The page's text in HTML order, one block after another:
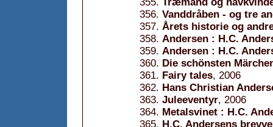
Vanddråben - og tre
Årets historie og
Andersen : H.C.
Andersen : H.C.
Die schönsten
Fairy tales, 2006
Hans Christian
Juleeventyr, 2006
Metalsvinet : H.C.
H.C. Andersens